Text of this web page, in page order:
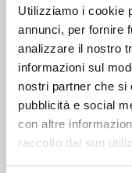
Utilizziamo i cookie
annunci, per fornire
analizzare il nostro
informazioni sul
nostri partner che si
pubblicità e social
con altre
raccolto dal suo
Altri